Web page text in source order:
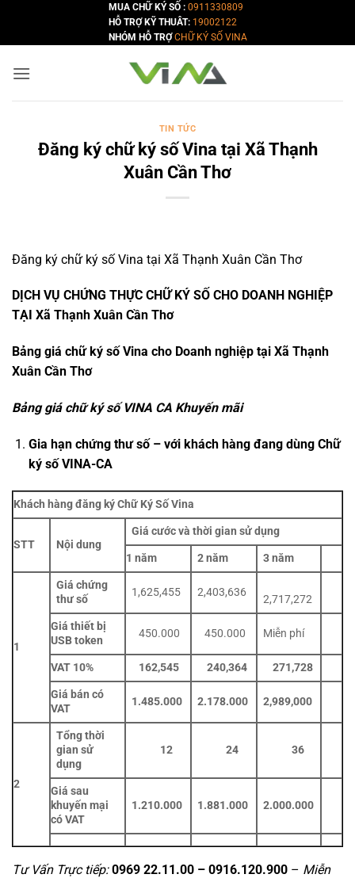
nội
dung
MUA CHỮ KÝ SỐ : 0911330809
HỖ TRỢ KỸ THUÂT: 19002122
NHÓM HỖ TRỢCHỮ KÝ SỐ VINA
TIN TỨC
Đăng ký chữ ký số Vina tại Xã Thạnh
Xuân Cần Thơ
Đăng ký chữ ký số Vina tại Xã Thạnh Xuân Cần Thơ
DỊCH VỤ CHỨNG THỰC CHỮ KÝ SỐ CHO DOANH NGHIỆP
TẠI Xã Thạnh Xuân Cần Thơ
Bảng giá chữ ký số Vina cho Doanh nghiệp tại Xã Thạnh
Xuân Cần Thơ
Bảng giá chữ ký số VINA CA Khuyến mãi
Gia hạn chứng thư số – với khách hàng đang dùng Chữ
ký số VINA-CA
Khách hàng đăng ký Chữ Ký Số Vina
STT Nội dung
Giá cước và thời gian sử dụng
1 năm
2 năm 3 năm
1
Giá chứng
thư số
1,625,455 2,403,636
2,717,272
Giá thiết bị
USB token
450.000 450.000 Miễn phí
VAT 10% 162,545 240,364
271,728
Giá bán có
VAT
1.485.000 2.178.000 2,989,000
2
Tổng thời
gian sử
dụng
12 24 36
Giá sau
khuyến mại
có VAT
1.210.000 1.881.000 2.000.000
Tư Vấn Trực tiếp:0969 22.11.00 – 0916.120.900 – Miễn